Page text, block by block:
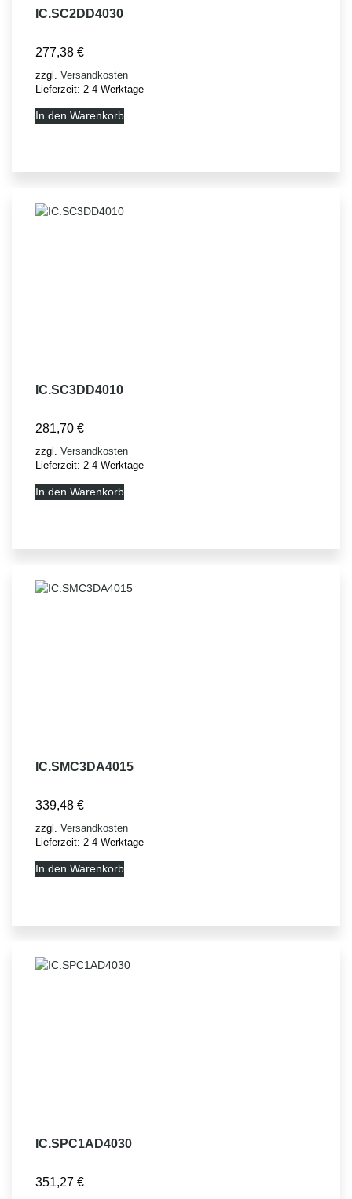
IC.SC2DD4030
277,38 €
zzgl. Versandkosten
Lieferzeit: 2-4 Werktage
In den Warenkorb
IC.SC3DD4010
281,70 €
zzgl. Versandkosten
Lieferzeit: 2-4 Werktage
In den Warenkorb
IC.SMC3DA4015
339,48 €
zzgl. Versandkosten
Lieferzeit: 2-4 Werktage
In den Warenkorb
IC.SPC1AD4030
351,27 €